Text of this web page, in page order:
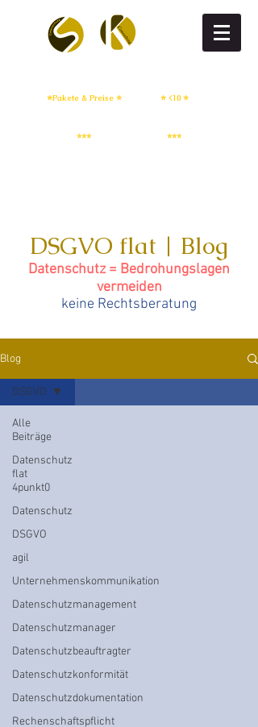
⭐Pakete & Preise ⭐ ⭐ <10 ⭐
⭐⭐⭐ ⭐⭐⭐
DSGVO flat | Blog
Datenschutz = Bedrohungslagen
vermeiden
keine Rechtsberatung
Blog
Alle
Beiträge
Datenschutz
flat
4punkt0
Datenschutz
DSGVO
agil
Unternehmenskommunikation
Datenschutzmanagement
Datenschutzmanager
Datenschutzbeauftragter
Datenschutzkonformität
Datenschutzdokumentation
Rechenschaftspflicht
DSGVO